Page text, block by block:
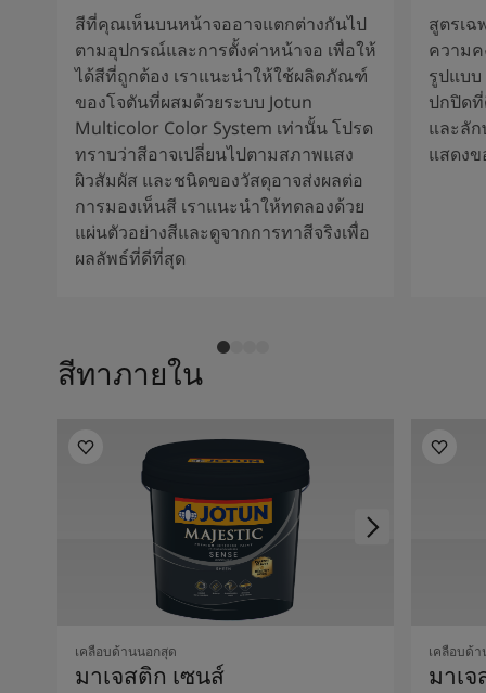
สีที่คุณเห็นบนหน้าจออาจแตกต่างกันไป
ตามอุปกรณ์และการตั้งค่าหน้าจอ เพื่อให้
ได้สีที่ถูกต้อง เราแนะนำให้ใช้ผลิตภัณฑ์
ของโจตันที่ผสมด้วยระบบ Jotun
Multicolor Color System เท่านั้น โปรด
ทราบว่าสีอาจเปลี่ยนไปตามสภาพแสง
ผิวสัมผัส และชนิดของวัสดุอาจส่งผลต่อ
การมองเห็นสี เราแนะนำให้ทดลองด้วย
แผ่นตัวอย่างสีและดูจากการทาสีจริงเพื่อ
ผลลัพธ์ที่ดีที่สุด
สูตรเฉ
ความ
รูปแบ
ปกปิดที่
และลั
แสดงข
สีทาภายใน
เคลือบด้านนอกสุด
มาเจสติก เซนส์
เคลือบด้
มาเ